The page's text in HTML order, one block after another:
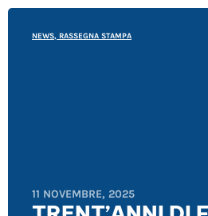
NEWS, RASSEGNA STAMPA
11 NOVEMBRE, 2025